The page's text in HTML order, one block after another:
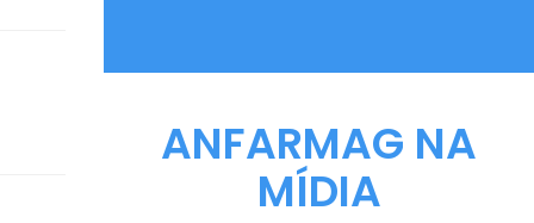
ANFARMAG NA
MÍDIA